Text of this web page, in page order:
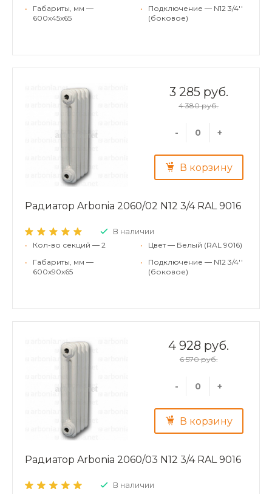
•
Габариты, мм —
600x45x65
•
Подключение — N12 3/4''
(боковое)
3 285 руб.
4 380 руб.
- +
В корзину
Радиатор Arbonia 2060/02 N12 3/4 RAL 9016
В наличии
•
Кол-во секций — 2
•
Габариты, мм —
600x90x65
•
Цвет — Белый (RAL 9016)
•
Подключение — N12 3/4''
(боковое)
4 928 руб.
6 570 руб.
- +
В корзину
Радиатор Arbonia 2060/03 N12 3/4 RAL 9016
В наличии